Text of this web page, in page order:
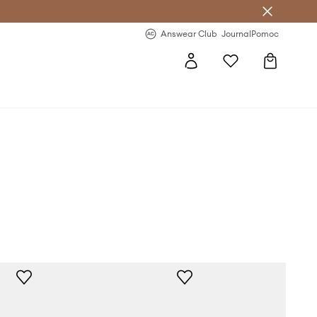
Answear Club JournalPomoc